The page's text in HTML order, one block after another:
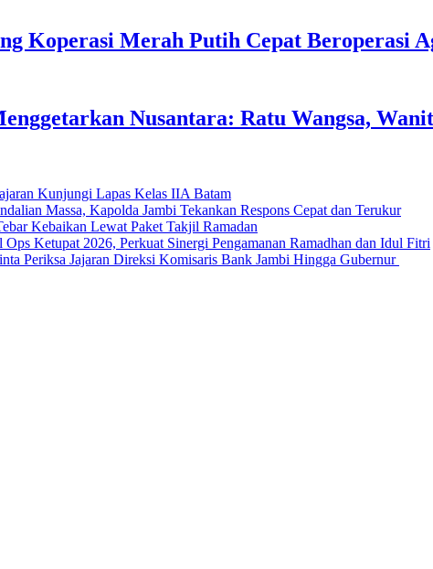
Koperasi Merah Putih Cepat Beroperasi
Nusantara: Ratu Wangsa,
Kunjungi Lapas Kelas IIA Batam
Massa, Kapolda Jambi Tekankan Respons Cepat dan Terukur
Kebaikan Lewat Paket Takjil Ramadan
Ketupat 2026, Perkuat Sinergi Pengamanan Ramadhan dan Idul Fitri
Periksa Jajaran Direksi Komisaris Bank Jambi Hingga Gubernur